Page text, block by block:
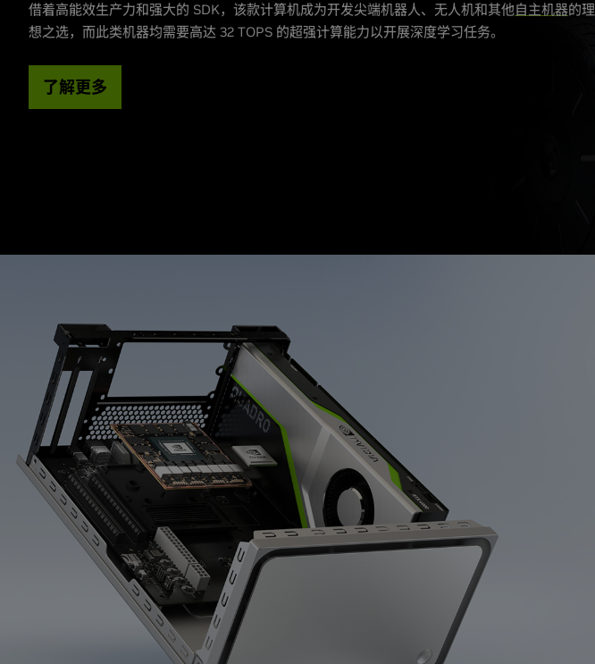
借着高能效生产力和强大的 SDK，该款计算机成为开发尖端机器人、无人机和其他自主机器的理
想之选，而此类机器均需要高达 32 TOPS 的超强计算能力以开展深度学习任务。
了解更多